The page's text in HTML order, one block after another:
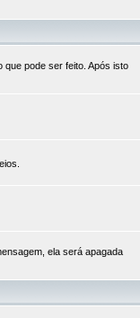
pode ser feito. Após isto
ela será apagada